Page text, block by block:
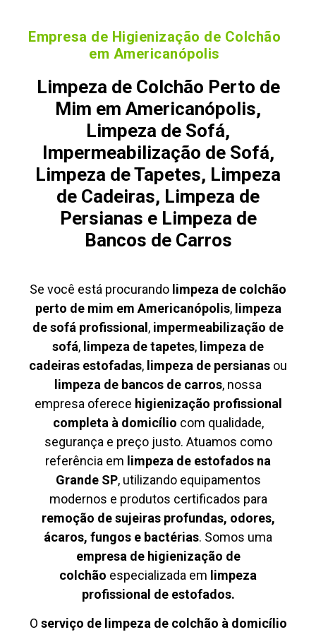
Empresa de Higienização de Colchão
em Americanópolis
Limpeza de Colchão Perto de
Mim em Americanópolis,
Limpeza de Sofá,
Impermeabilização de Sofá,
Limpeza de Tapetes, Limpeza
de Cadeiras, Limpeza de
Persianas e Limpeza de
Bancos de Carros
Se você está procurando limpeza de colchão
perto de mim em Americanópolis, limpeza
de sofá profissional , impermeabilização de
sofá, limpeza de tapetes, limpeza de
cadeiras estofadas, limpeza de persianas ou
limpeza de bancos de carros, nossa
empresa oferece higienização profissional
completa à domicílio com qualidade,
segurança e preço justo. Atuamos como
referência em limpeza de estofados na
Grande SP, utilizando equipamentos
modernos e produtos certificados para
remoção de sujeiras profundas, odores,
ácaros, fungos e bactérias. Somos uma
empresa de higienização de
colchão especializada em limpeza
profissional de estofados.
O serviço de limpeza de colchão à domicílio